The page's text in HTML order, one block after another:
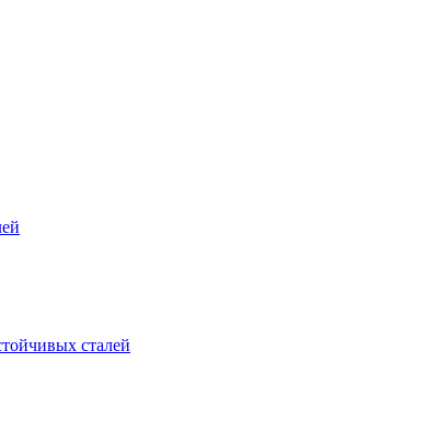
сталей